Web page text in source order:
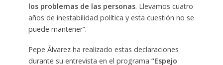
los problemas de las personas. Llevamos cuatro
años de inestabilidad política y esta cuestión no se
puede mantener”.
Pepe Álvarez ha realizado estas declaraciones
durante su entrevista en el programa “Espejo